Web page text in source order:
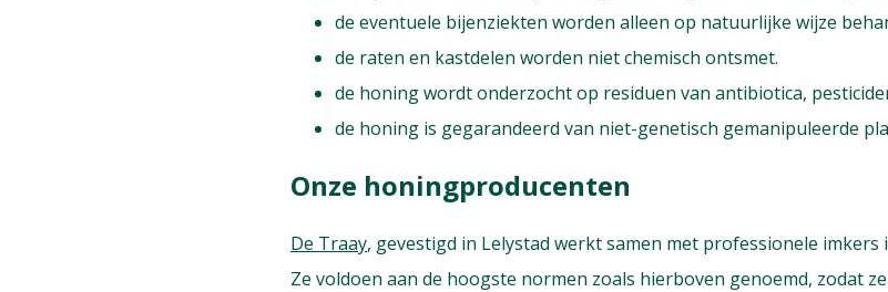
de eventuele bijenziekten worden alleen op natuurlijke wijze
de raten en kastdelen worden niet chemisch ontsmet.
de honing wordt onderzocht op residuen van antibiotica,
de honing is gegarandeerd van niet-genetisch gemanipuleerde
Onze honingproducenten
De Traay, gevestigd in Lelystad werkt samen met professionele imkers
Ze voldoen aan de hoogste normen zoals hierboven genoemd, zodat